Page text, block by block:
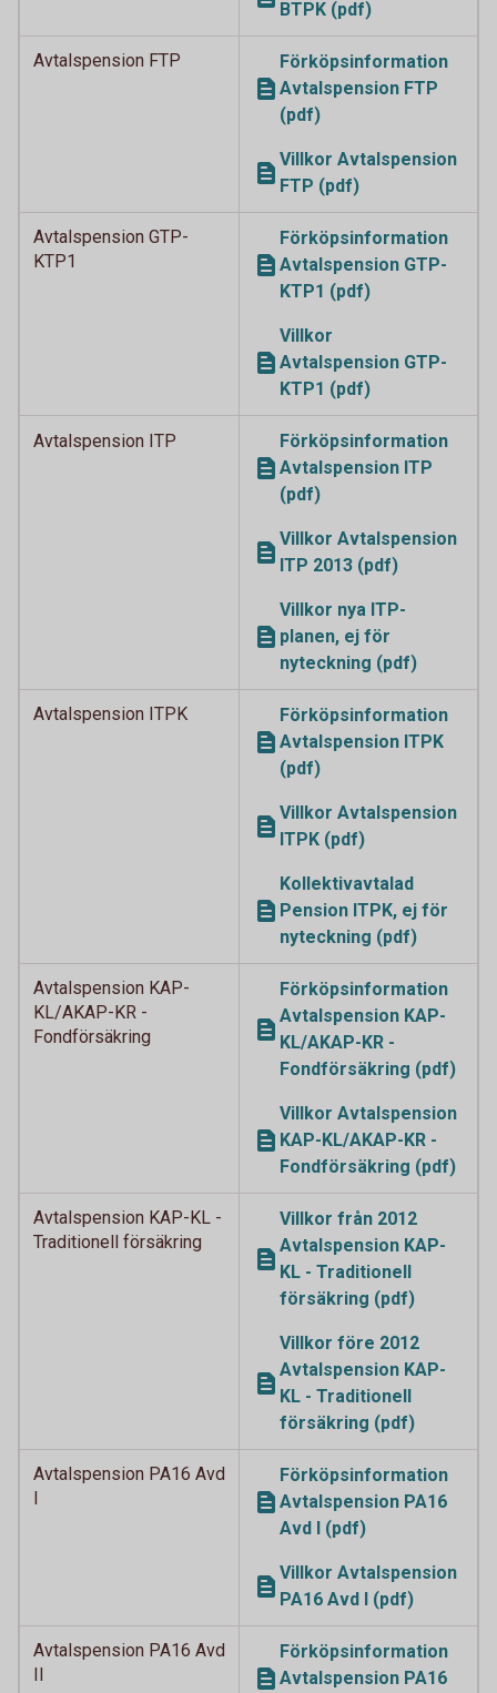
BTPK (pdf)
Avtalspension FTP
Förköpsinformation
Avtalspension FTP
(pdf)
Villkor Avtalspension
FTP (pdf)
Avtalspension GTP-
KTP1
Förköpsinformation
Avtalspension GTP-
KTP1 (pdf)
Villkor
Avtalspension GTP-
KTP1 (pdf)
Avtalspension ITP
Förköpsinformation
Avtalspension ITP
(pdf)
Villkor Avtalspension
ITP 2013 (pdf)
Villkor nya ITP-
planen, ej för
nyteckning (pdf)
Avtalspension ITPK
Förköpsinformation
Avtalspension ITPK
(pdf)
Villkor Avtalspension
ITPK (pdf)
Kollektivavtalad
Pension ITPK, ej för
nyteckning (pdf)
Avtalspension KAP-
KL/AKAP-KR -
Fondförsäkring
Förköpsinformation
Avtalspension KAP-
KL/AKAP-KR -
Fondförsäkring (pdf)
Villkor Avtalspension
KAP-KL/AKAP-KR -
Fondförsäkring (pdf)
Avtalspension KAP-KL -
Traditionell försäkring
Villkor från 2012
Avtalspension KAP-
KL - Traditionell
försäkring (pdf)
Villkor före 2012
Avtalspension KAP-
KL - Traditionell
försäkring (pdf)
Avtalspension PA16 Avd
I
Förköpsinformation
Avtalspension PA16
Avd I (pdf)
Villkor Avtalspension
PA16 Avd I (pdf)
Avtalspension PA16 Avd
II
Förköpsinformation
Avtalspension PA16